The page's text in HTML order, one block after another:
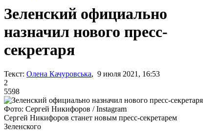
Зеленский официально
назначил нового пресс-
секретаря
Текст: Олена Качуровська, 9 июля 2021, 16:53
2
5598
Фото: Сергей Никифоров / Instagram
Сергей Никифоров станет новым пресс-секретарем
Зеленского